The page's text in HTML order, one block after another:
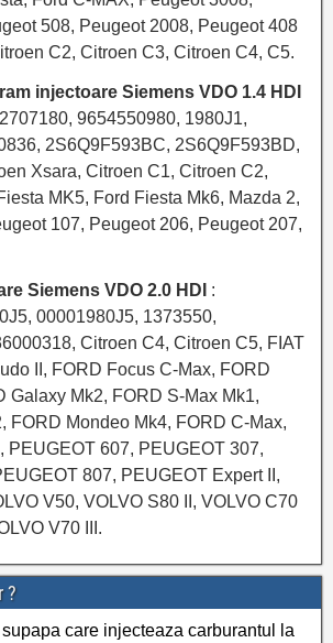
508, Peugeot 2008, Peugeot 408
C2, Citroen C3, Citroen C4, C5.
injectoare Siemens VDO 1.4 HDI
9654550980, 1980J1,
2S6Q9F593BC, 2S6Q9F593BD,
Xsara, Citroen C1, Citroen C2,
MK5, Ford Fiesta Mk6, Mazda 2,
107, Peugeot 206, Peugeot 207,
Siemens VDO 2.0 HDI :
00001980J5, 1373550,
Citroen C4, Citroen C5, FIAT
II, FORD Focus C-Max, FORD
Galaxy Mk2, FORD S-Max Mk1,
FORD Mondeo Mk4, FORD C-Max,
PEUGEOT 607, PEUGEOT 307,
807, PEUGEOT Expert II,
V50, VOLVO S80 II, VOLVO C70
V70 III.
?
care injecteaza carburantul la